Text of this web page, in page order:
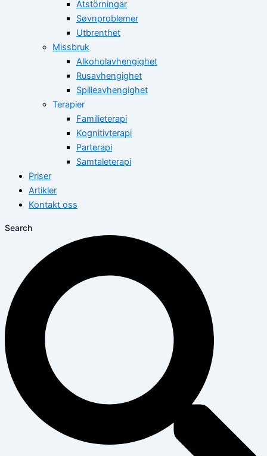
Ätstörningar
Søvnproblemer
Utbrenthet
Missbruk
Alkoholavhengighet
Rusavhengighet
Spilleavhengighet
Terapier
Familieterapi
Kognitivterapi
Parterapi
Samtaleterapi
Priser
Artikler
Kontakt oss
Search